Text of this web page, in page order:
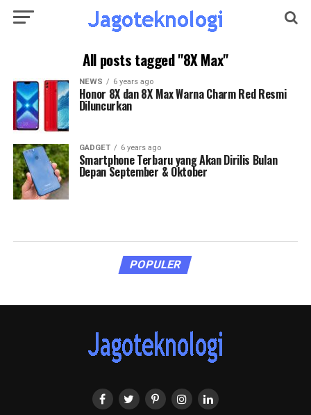
All posts tagged "8X Max"
NEWS 6 years ago
Honor 8X dan 8X Max Warna Charm Red Resmi
Diluncurkan
GADGET 6 years ago
Smartphone Terbaru yang Akan Dirilis Bulan
Depan September & Oktober
POPULER